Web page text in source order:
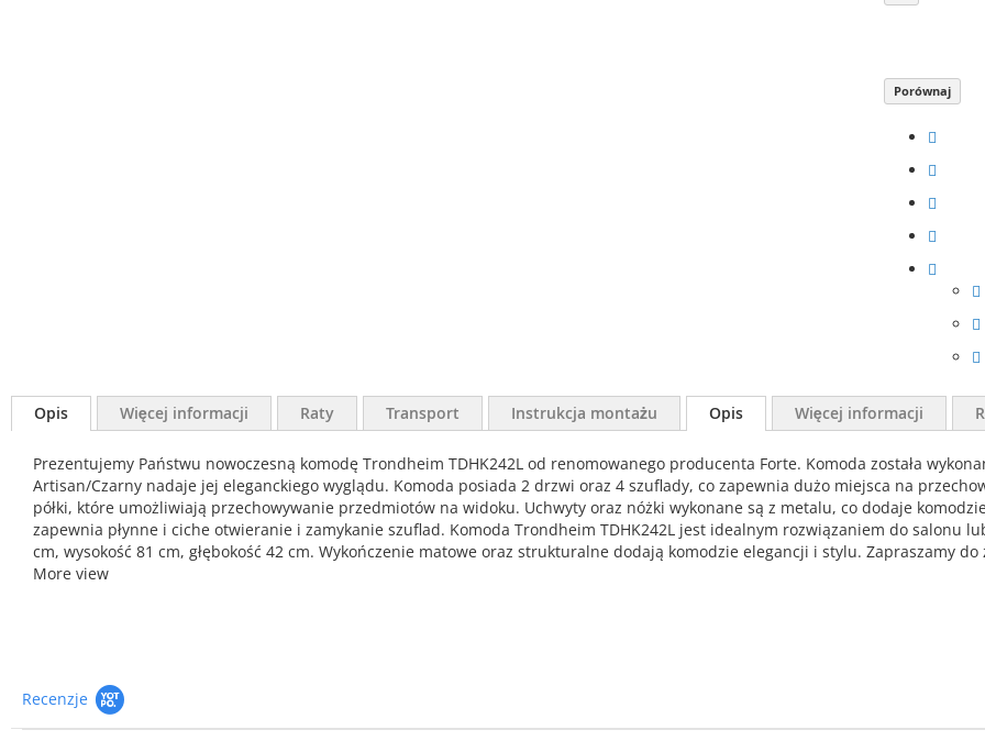
Porównaj
Opis Więcej informacji Raty Transport Instrukcja montażu Opis
Prezentujemy Państwu nowoczesną komodę Trondheim TDHK242L od renomowanego producenta Forte. Komoda została
Artisan/Czarny nadaje jej eleganckiego wyglądu. Komoda posiada 2 drzwi oraz 4 szuflady, co zapewnia dużo miejsca na
półki, które umożliwiają przechowywanie przedmiotów na widoku. Uchwyty oraz nóżki wykonane są z metalu, co dodaje
zapewnia płynne i ciche otwieranie i zamykanie szuflad. Komoda Trondheim TDHK242L jest idealnym rozwiązaniem do salonu
cm, wysokość 81 cm, głębokość 42 cm. Wykończenie matowe oraz strukturalne dodają komodzie elegancji i stylu. Zapraszamy do
More view
Więcej informacji
Recenzje